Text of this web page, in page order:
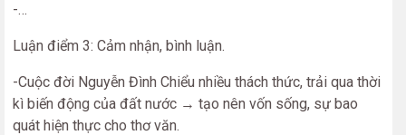
-…
Luận điểm 3: Cảm nhận, bình luận.
-Cuộc đời Nguyễn Đình Chiểu nhiều thách thức, trải qua thời
kì biến động của đất nước → tạo nên vốn sống, sự bao
quát hiện thực cho thơ văn.